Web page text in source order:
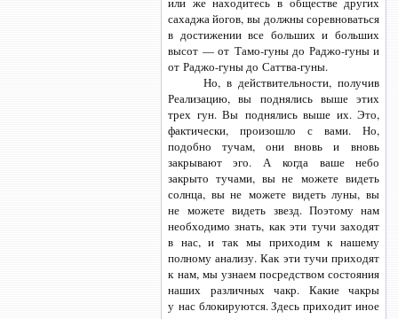
сахаджа йогов, вы должны соревноваться
в достижении все больших и больших
высот —от Тамо-гуны до Раджо-гуныи
от Раджо-гуныдо Саттва-гуны.
Но, в действительности, получив
Реализацию, вы поднялись выше этих
трех гун. Вы поднялись выше их. Это,
фактически, произошло с вами. Но,
подобно тучам, они вновь и вновь
закрывают эго. А когда ваше небо
закрыто тучами, вы не можете видеть
солнца, вы не можете видеть луны, вы
не можете видеть звезд. Поэтому нам
необходимо знать, как эти тучи заходят
в нас, и так мы приходим к нашему
полному анализу. Как эти тучи приходят
к нам, мы узнаем посредством состояния
наших различных чакр. Какие чакры
у нас блокируются. Здесь приходит иное